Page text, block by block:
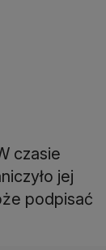
czasie
jej
podpisać